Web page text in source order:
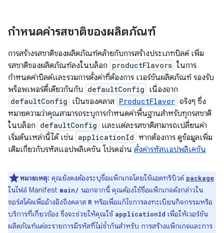
กำหนดค่ารสชาติของผลิตภัณฑ์
การสร้างรสชาติของผลิตภัณฑ์คล้ายกับการสร้างประเภทบิลด์ เพิ่ม
รสชาติของผลิตภัณฑ์ลงในบล็อก productFlavors ในการ
กำหนดค่าบิลด์และรวมการตั้งค่าที่ต้องการ เวอร์ชันผลิตภัณฑ์ รองรับ
พร็อพเพอร์ตี้เดียวกันกับ defaultConfig เนื่องจาก
defaultConfig เป็นของคลาส ProductFlavor จริงๆ ซึ่ง
หมายความว่าคุณสามารถระบุการกำหนดค่าพื้นฐานสำหรับทุกรสชาติ
ในบล็อก defaultConfig และแต่ละรสชาติสามารถเปลี่ยนค่า
เริ่มต้นเหล่านี้ได้ เช่น applicationId หากต้องการ ดูข้อมูลเพิ่ม
เติมเกี่ยวกับรหัสแอปพลิเคชัน โปรดอ่าน ตั้งค่ารหัสแอปพลิเคชัน
หมายเหตุ: คุณยังคงต้องระบุชื่อแพ็กเกจโดยใช้แอตทริบิวต์ package
ในไฟล์ Manifest main/ นอกจากนี้ คุณต้องใช้ชื่อแพ็กเกจดังกล่าวใน
ซอร์สโค้ดเพื่ออ้างอิงถึงคลาส R หรือเพื่อแก้ไขการลงทะเบียนกิจกรรมหรือ
บริการที่เกี่ยวข้อง ซึ่งจะช่วยให้คุณใช้ applicationId เพื่อให้เวอร์ชัน
ผลิตภัณฑ์แต่ละรายการมีรหัสที่ไม่ซ้ำกันสำหรับ การสร้างแพ็กเกจและการ